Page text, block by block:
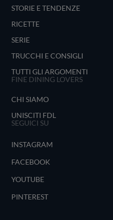
STORIE E TENDENZE
RICETTE
SERIE
TRUCCHI E CONSIGLI
TUTTI GLI ARGOMENTI
FINE DINING LOVERS
CHI SIAMO
UNISCITI FDL
SEGUICI SU
INSTAGRAM
FACEBOOK
YOUTUBE
PINTEREST